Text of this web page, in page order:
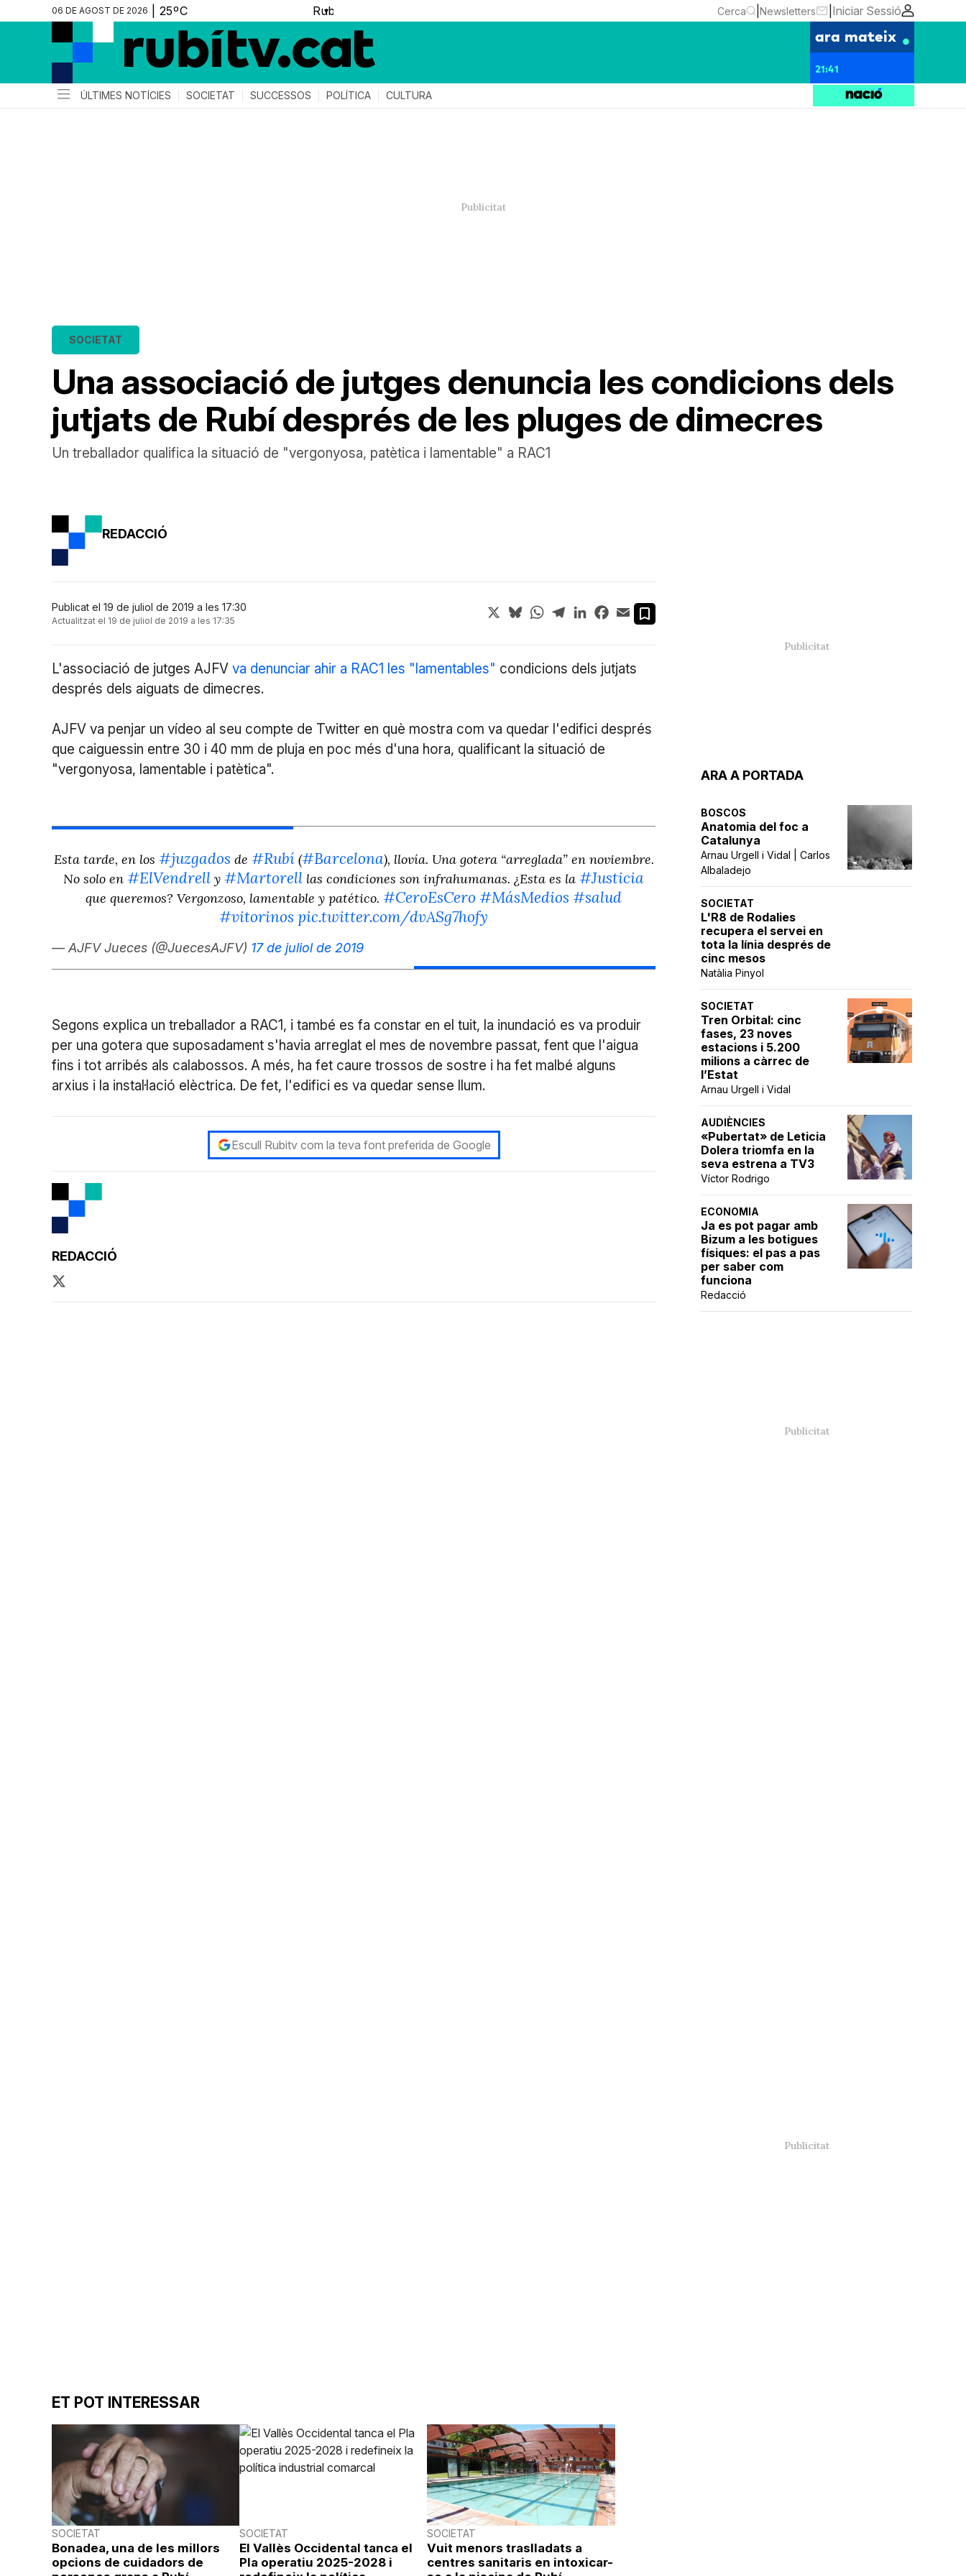
06 DE AGOST DE 2026 ▼ Cerca Newsletters Iniciar Sessió
ara mateix
21:41
ÚLTIMES NOTÍCIES SOCIETAT SUCCESSOS POLÍTICA CULTURA
Una associació de jutges denuncia les condicions dels
jutjats de Rubí després de les pluges de dimecres
SOCIETAT
Un treballador qualifica la situació de "vergonyosa, patètica i lamentable" a RAC1
ARA A PORTADA
BOSCOS
Anatomia del foc a
Catalunya
Arnau Urgell i Vidal | Carlos
Albaladejo
SOCIETAT
L'R8 de Rodalies
recupera el servei en
tota la línia després de
cinc mesos
Natàlia Pinyol
SOCIETAT
Tren Orbital: cinc
fases, 23 noves
estacions i 5.200
milions a càrrec de
l’Estat
Arnau Urgell i Vidal
AUDIÈNCIES
«Pubertat» de Leticia
Dolera triomfa en la
seva estrena a TV3
Víctor Rodrigo
ECONOMIA
Ja es pot pagar amb
Bizum a les botigues
físiques: el pas a pas
per saber com
funciona
Redacció
REDACCIÓ
Publicat el 19 de juliol de 2019 a les 17:30
Actualitzat el 19 de juliol de 2019 a les 17:35
X BlueskyWhatsApp
TelegramLinkedInFacebook
Email
L'associació de jutges AJFV va denunciar ahir a RAC1 les "lamentables" condicions dels jutjats
després dels aiguats de dimecres.
AJFV va penjar un vídeo al seu compte de Twitter en què mostra com va quedar l'edifici després
que caiguessin entre 30 i 40 mm de pluja en poc més d'una hora, qualificant la situació de
"vergonyosa, lamentable i patètica".
Esta tarde, en los #juzgados de #Rubí(#Barcelona), llovía. Una gotera “arreglada” en noviembre.
No solo en #ElVendrell y #Martorell las condiciones son infrahumanas. ¿Esta es la #Justicia
que queremos? Vergonzoso, lamentable y patético. #CeroEsCero #MásMedios #salud
#vitorinos pic.twitter.com/dvASg7hofy
— AJFV Jueces (@JuecesAJFV) 17 de juliol de 2019
Segons explica un treballador a RAC1, i també es fa constar en el tuit, la inundació es va produir
per una gotera que suposadament s'havia arreglat el mes de novembre passat, fent que l'aigua
fins i tot arribés als calabossos. A més, ha fet caure trossos de sostre i ha fet malbé alguns
arxius i la instal·lació elèctrica. De fet, l'edifici es va quedar sense llum.
Escull Rubitv com la teva font preferida de Google
REDACCIÓ
ET POT INTERESSAR
SOCIETAT
Bonadea, una de les millors
opcions de cuidadors de
SOCIETAT
El Vallès Occidental tanca el
Pla operatiu 2025-2028 i
SOCIETAT
Vuit menors traslladats a
centres sanitaris en intoxicar-